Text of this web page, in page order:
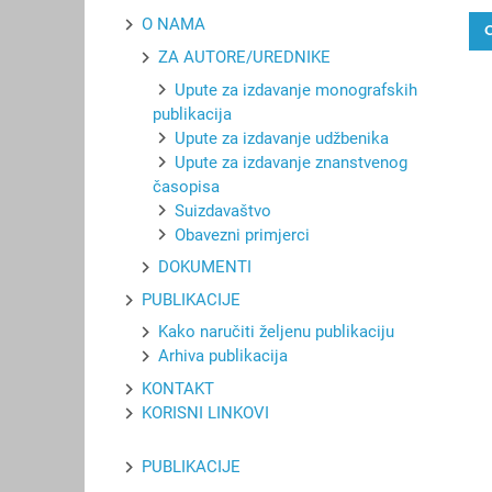
O NAMA
ZA AUTORE/UREDNIKE
Upute za izdavanje monografskih
publikacija
Upute za izdavanje udžbenika
Upute za izdavanje znanstvenog
časopisa
Suizdavaštvo
Obavezni primjerci
DOKUMENTI
PUBLIKACIJE
Kako naručiti željenu publikaciju
Arhiva publikacija
KONTAKT
KORISNI LINKOVI
PUBLIKACIJE